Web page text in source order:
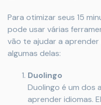
Para otimizar seus 15
pode usar várias
vão te ajudar a
algumas delas:
Duolingo
Duolingo é um dos
aprender idiomas.